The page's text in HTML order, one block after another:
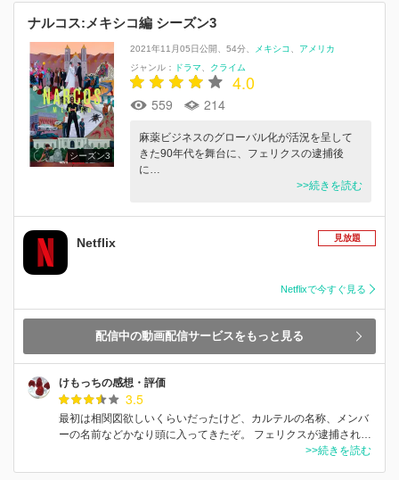
ナルコス:メキシコ編 シーズン3
シーズン3
2021年11月05日公開 54分 メキシコ
アメリカ
ジャンル：
ドラマ クライム
4.0
559 214
麻薬ビジネスのグローバル化が活況を呈して
きた90年代を舞台に、フェリクスの逮捕後
に…
>>続きを読む
Netflix 見放題
Netflixで今すぐ見る
配信中の動画配信サービスをもっと見る
けもっちの感想・評価
3.5
最初は相関図欲しいくらいだったけど、カルテルの名称、メンバ
ーの名前などかなり頭に入ってきたぞ。 フェリクスが逮捕され…
>>続きを読む